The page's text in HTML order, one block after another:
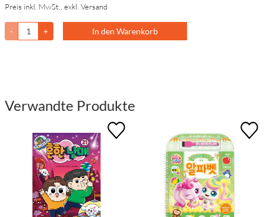
Preis inkl. MwSt., exkl. Versand
- + In den Warenkorb
Verwandte Produkte